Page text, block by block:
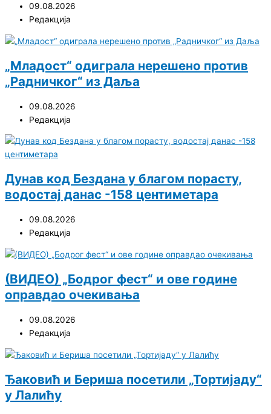
09.08.2026
Редакција
„Младост“ одиграла нерешено против
„Радничког“ из Даља
09.08.2026
Редакција
Дунав код Бездана у благом порасту,
водостај данас -158 центиметара
09.08.2026
Редакција
(ВИДЕО) „Бодрог фест“ и ове године
оправдао очекивања
09.08.2026
Редакција
Ђаковић и Бериша посетили „Тортијаду“
у Лалићу